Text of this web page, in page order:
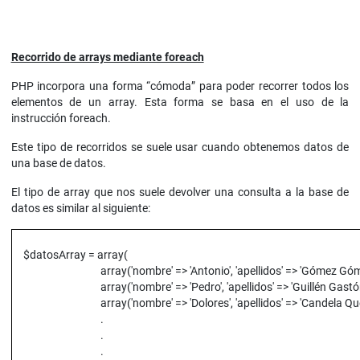
Recorrido de arrays mediante foreach
PHP incorpora una forma “cómoda” para poder recorrer todos los
elementos de un array. Esta forma se basa en el uso de la
instrucción foreach.
Este tipo de recorridos se suele usar cuando obtenemos datos de
una base de datos.
El tipo de array que nos suele devolver una consulta a la base de
datos es similar al siguiente:
$datosArray = array(
array('nombre' => 'Antonio', 'apellidos' => 'Gómez
array('nombre' => 'Pedro', 'apellidos' => 'Guillén Gastón',
array('nombre' => 'Dolores', 'apellidos' => 'Candela
.
.
.